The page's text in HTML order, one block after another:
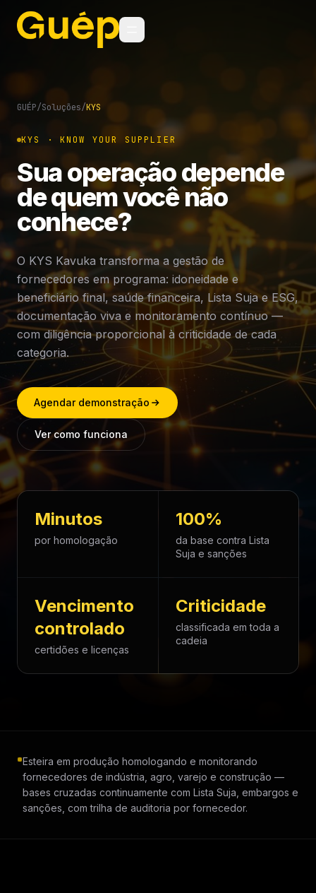
GUÉP/Soluções/KYS
KYS · KNOW YOUR SUPPLIER
Sua operação depende
de quem você não
conhece?
O KYS Kavuka transforma a gestão de
fornecedores em programa: idoneidade e
beneficiário final, saúde financeira, Lista Suja e ESG,
documentação viva e monitoramento contínuo —
com diligência proporcional à criticidade de cada
categoria.
Agendar demonstração
Ver como funciona
Minutos
por homologação
100%
da base contra Lista
Suja e sanções
Vencimento
controlado
certidões e licenças
Criticidade
classificada em toda a
cadeia
Esteira em produção homologando e monitorando
fornecedores de indústria, agro, varejo e construção —
bases cruzadas continuamente com Lista Suja, embargos e
sanções, com trilha de auditoria por fornecedor.